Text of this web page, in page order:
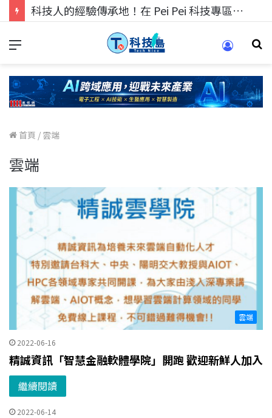
科技人的經驗傳承地！在 Pei Pei 科技專區，與學弟妹交流最硬核的技術
首頁 / 雲端
雲端
雲端
2022-06-16
精誠資訊「智慧金融軟體學院」開跑 歡迎新鮮人加入
繼續閱讀
2022-06-14